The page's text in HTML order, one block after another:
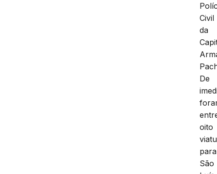
Civil
da
De
oito
para
São